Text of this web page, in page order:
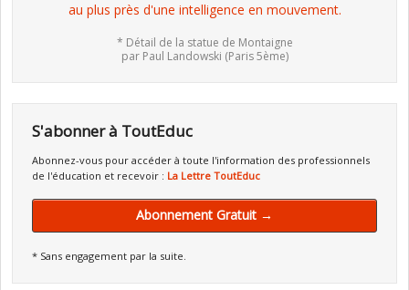
au plus près d'une intelligence en mouvement.
* Détail de la statue de Montaigne
par Paul Landowski (Paris 5ème)
S'abonner à ToutEduc
Abonnez-vous pour accéder à toute l'information des professionnels
de l'éducation et recevoir : La Lettre ToutEduc
Abonnement Gratuit →
* Sans engagement par la suite.